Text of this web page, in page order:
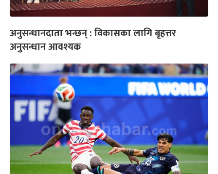
अनुसन्धानदाता भन्छन् : विकासका लागि बृहत्तर
अनुसन्धान आवश्यक